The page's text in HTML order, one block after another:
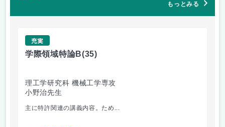
もっとみる
充実
学際領域特論B(35)
理工学研究科 機械工学専攻
小野治先生
主に特許関連の講義内容。ため...